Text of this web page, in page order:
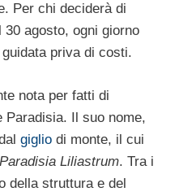
Per chi deciderà di
agosto, ogni giorno
priva di costi.
nota per fatti di
Il suo nome,
giglio di monte, il cui
Paradisia Liliastrum. Tra i
della struttura e del